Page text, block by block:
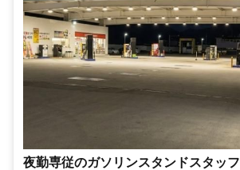
夜勤専従のガソリンスタンドスタッフ